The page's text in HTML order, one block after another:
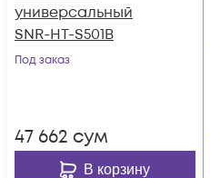
универсальный
SNR-HT-S501B
Под заказ
47 662 сум
В корзину